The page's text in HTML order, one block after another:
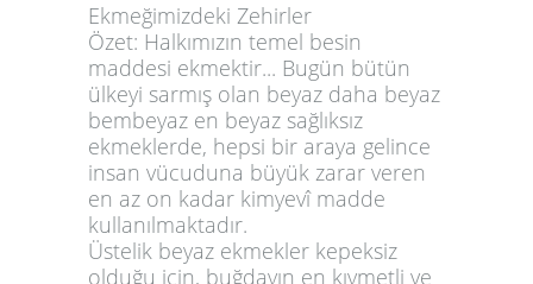
Ekmeğimizdeki Zehirler
Özet: Halkımızın temel besin
maddesi ekmektir... Bugün bütün
ülkeyi sarmış olan beyaz daha beyaz
bembeyaz en beyaz sağlıksız
ekmeklerde, hepsi bir araya gelince
insan vücuduna büyük zarar veren
en az on kadar kimyevî madde
kullanılmaktadır.
Üstelik beyaz ekmekler kepeksiz
olduğu için, buğdayın en kıymetli ve